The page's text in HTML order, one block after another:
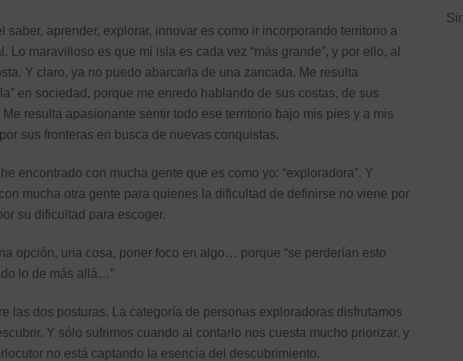
saber, aprender, explorar, innovar es como ir incorporando territorio a
Lo maravilloso es que mi isla es cada vez “más grande”, y por ello, al
Y claro, ya no puedo abarcarla de una zancada. Me resulta
en sociedad, porque me enredo hablando de sus costas, de sus
resulta apasionante sentir todo ese territorio bajo mis pies y a mis
sus fronteras en busca de nuevas conquistas.
encontrado con mucha gente que es como yo: “exploradora”. Y
mucha otra gente para quienes la dificultad de definirse no viene por
su dificultad para escoger.
opción, una cosa, poner foco en algo… porque “se perderían esto
lo de más allá…”
las dos posturas. La categoría de personas exploradoras disfrutamos
Y sólo sufrimos cuando al contarlo nos cuesta mucho priorizar, y
no está captando la esencia del descubrimiento.